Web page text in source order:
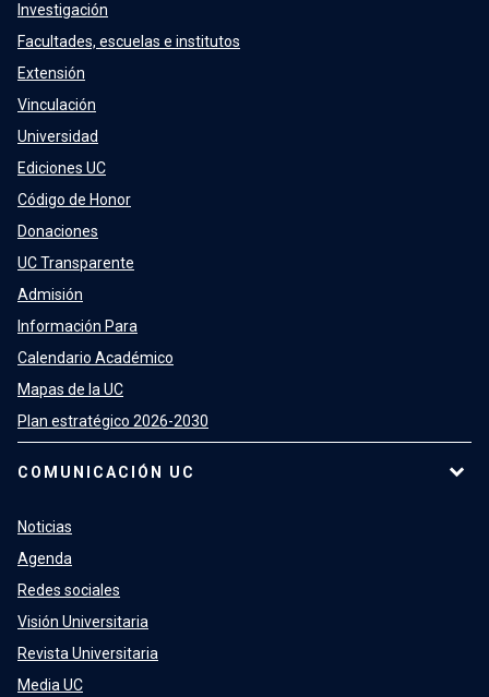
Investigación
Facultades, escuelas e institutos
Extensión
Vinculación
Universidad
Ediciones UC
Código de Honor
Donaciones
UC Transparente
Admisión
Información Para
Calendario Académico
Mapas de la UC
Plan estratégico 2026-2030
COMUNICACIÓN UC
Noticias
Agenda
Redes sociales
Visión Universitaria
Revista Universitaria
Media UC